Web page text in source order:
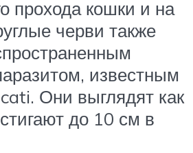
прохода кошки и на
черви также
известным
Они выглядят как
до 10 см в